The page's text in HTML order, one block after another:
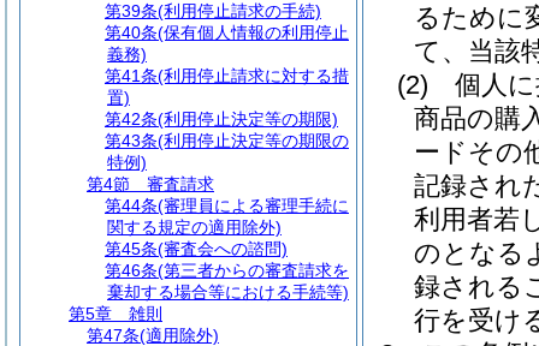
るために
て、当該
(2)
個人
商品の購
ードその
記録され
利用者若
のとなる
録される
行を受け
第39条(利用停止請求の手続)
第40条(保有個人情報の利用停止
義務)
第41条(利用停止請求に対する措
置)
第42条(利用停止決定等の期限)
第43条(利用停止決定等の期限の
特例)
第4節
審査請求
第44条(審理員による審理手続に
関する規定の適用除外)
第45条(審査会への諮問)
第46条(第三者からの審査請求を
棄却する場合等における手続等)
第5章
雑則
第47条(適用除外)